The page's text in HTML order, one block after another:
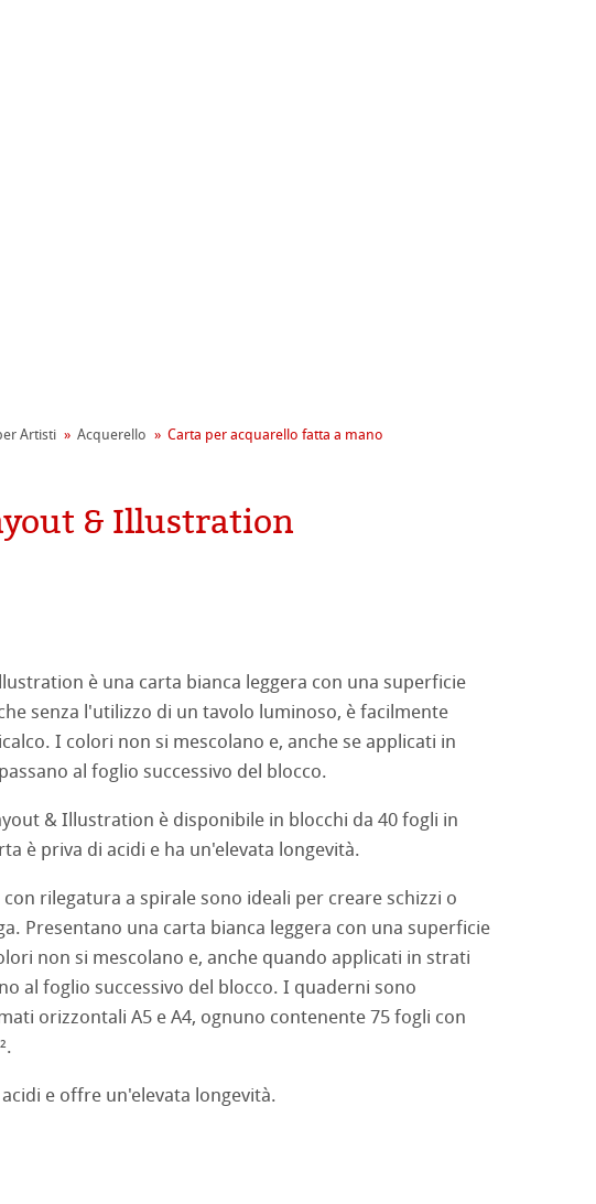
Green Rooster
profiliAlbums
Inkjet
Rag
Classici
Questions
Pastel
fatta a mano
ad Olio/Acrilico
Artisti Acquerello Carta per acquarello fatta a mano
& Illustration
è una carta bianca leggera con una superficie
senza l'utilizzo di un tavolo luminoso, è facilmente
I colori non si mescolano e, anche se applicati in
al foglio successivo del blocco.
& Illustration è disponibile in blocchi da 40 fogli in
è priva di acidi e ha un'elevata longevità.
rilegatura a spirale sono ideali per creare schizzi o
Presentano una carta bianca leggera con una superficie
non si mescolano e, anche quando applicati in strati
al foglio successivo del blocco. I quaderni sono
orizzontali A5 e A4, ognuno contenente 75 fogli con
e offre un'elevata longevità.